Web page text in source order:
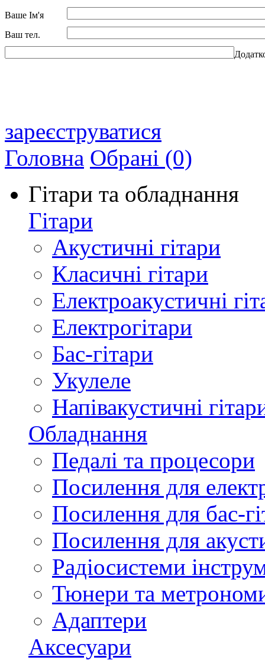
Ваше Ім'я
Ваш тел.
зареєструватися
Головна Обрані (0)
Гітари та обладнання
Гітари
Акустичні гітари
Класичні гітари
Електроакустичні
Електрогітари
Бас-гітари
Укулеле
Напівакустичні
Обладнання
Педалі та процесори
Посилення для
Посилення для бас-
Посилення для
Радіосистеми
Тюнери та
Адаптери
Аксесуари